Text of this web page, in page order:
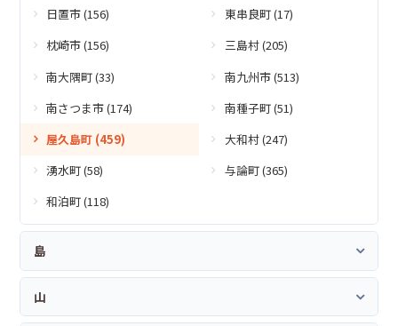
日置市 (156)
東串良町 (17)
枕崎市 (156)
三島村 (205)
南大隅町 (33)
南九州市 (513)
南さつま市 (174)
南種子町 (51)
屋久島町 (459)
大和村 (247)
湧水町 (58)
与論町 (365)
和泊町 (118)
島
山